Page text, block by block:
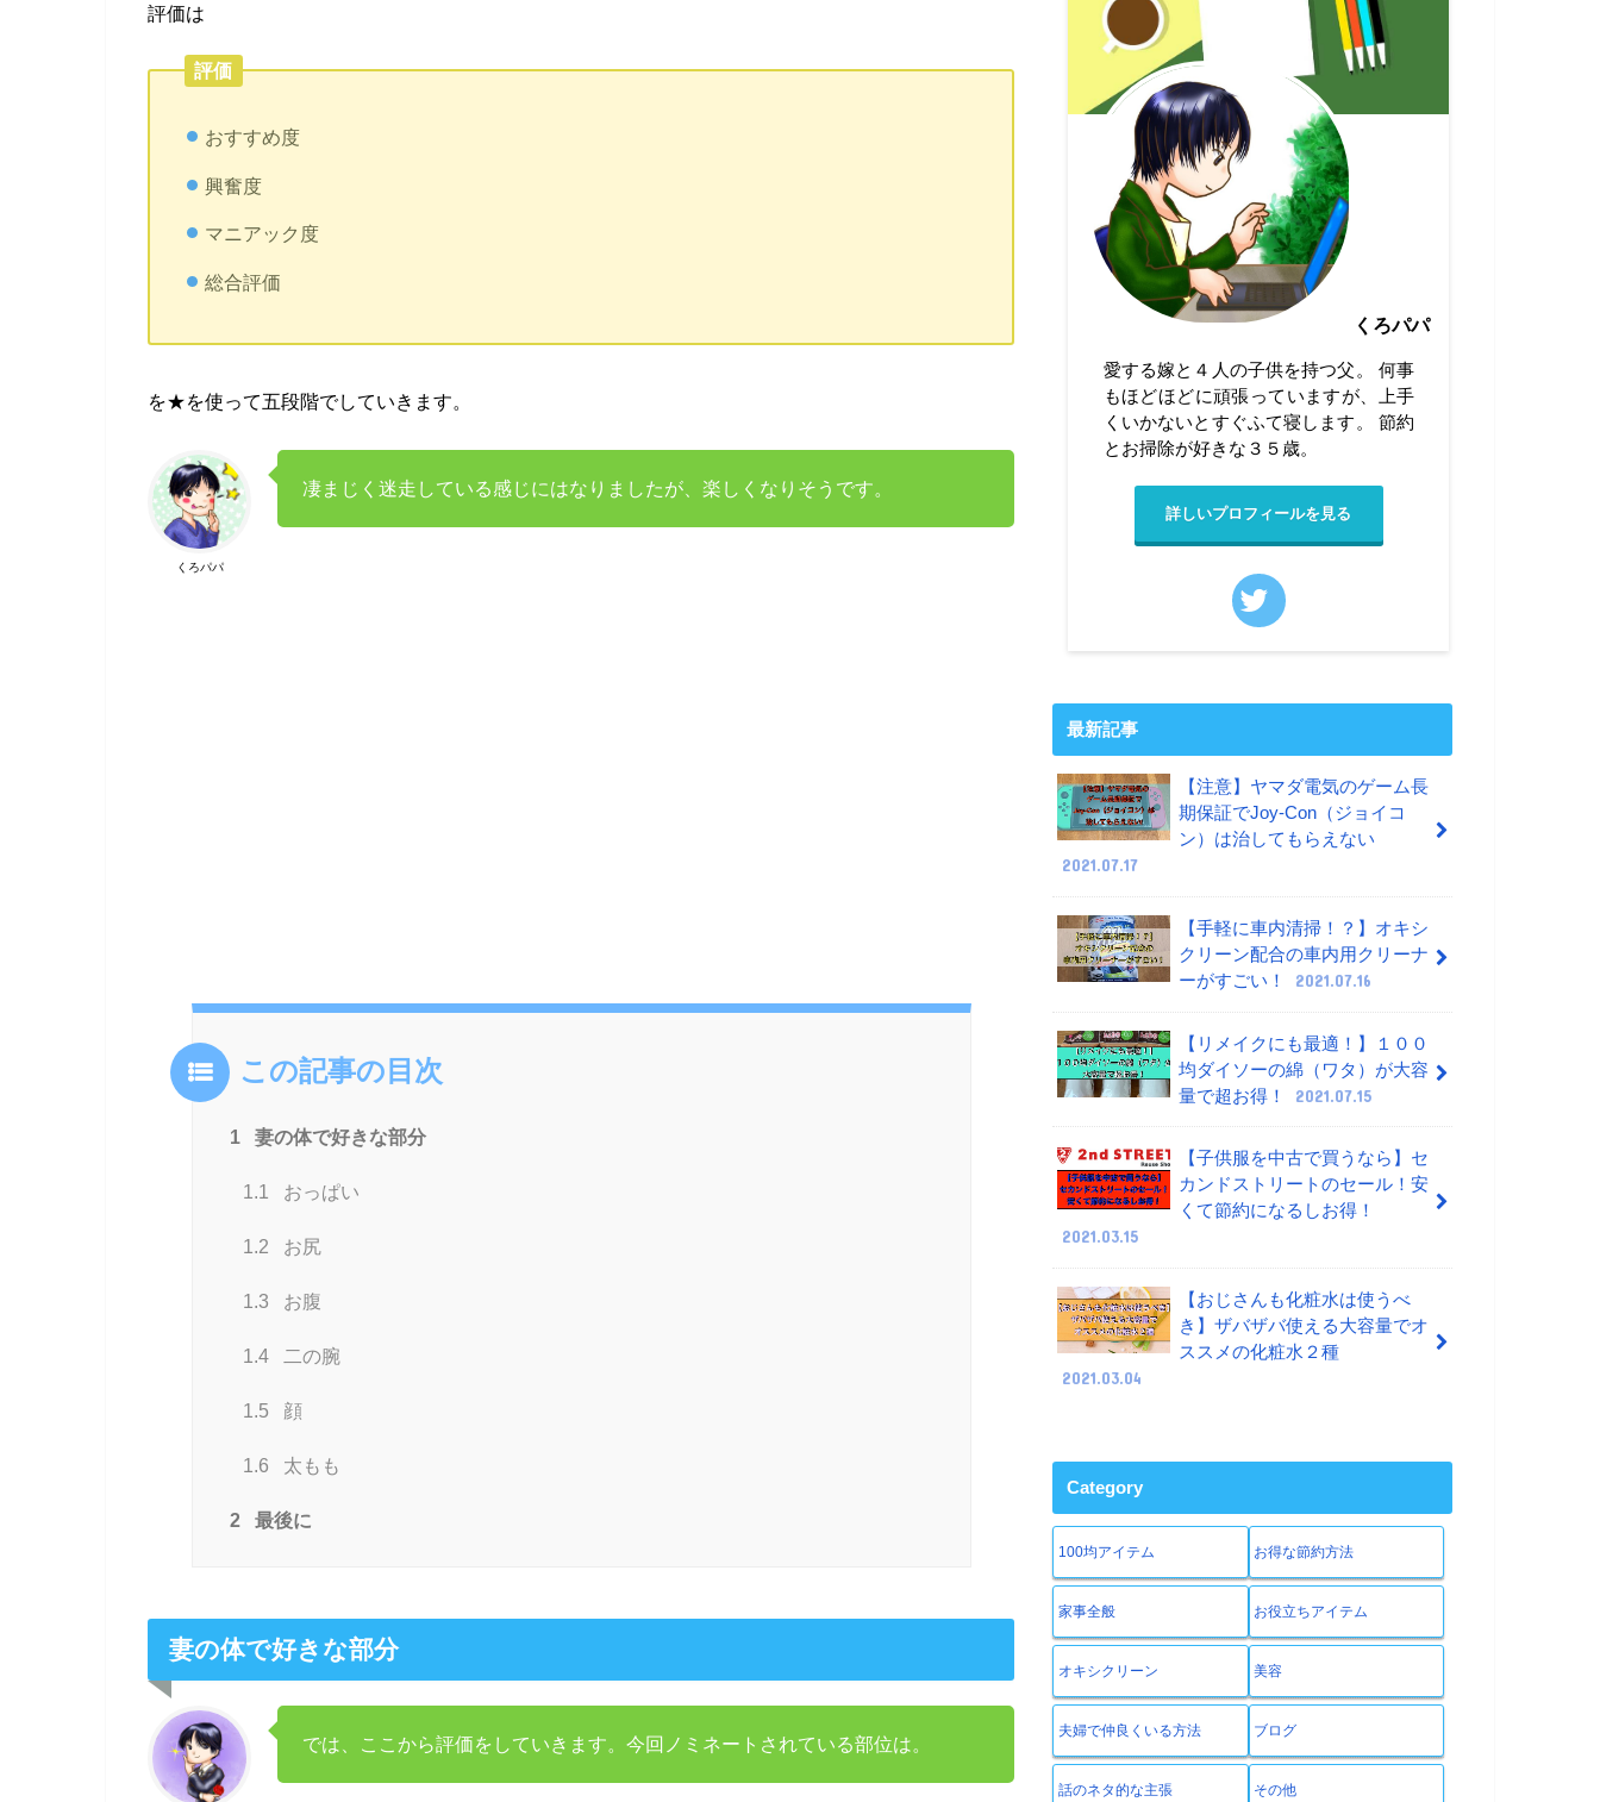
評価は
評価
おすすめ度
興奮度
マニアック度
総合評価
を★を使って五段階でしていきます。
くろパパ
凄まじく迷走している感じにはなりましたが、楽しくなりそうです。
この記事の目次
1 妻の体で好きな部分
1.1 おっぱい
1.2 お尻
1.3 お腹
1.4 二の腕
1.5 顔
1.6 太もも
2 最後に
妻の体で好きな部分
では、ここから評価をしていきます。今回ノミネートされている部位は。
くろパパ
愛する嫁と４人の子供を持つ父。 何事
もほどほどに頑張っていますが、上手
くいかないとすぐふて寝します。 節約
とお掃除が好きな３５歳。
詳しいプロフィールを見る
最新記事
【注意】ヤマダ電気のゲーム長
期保証でJoy-Con（ジョイコ
ン）は治してもらえない
2021.07.17
【手軽に車内清掃！？】オキシ
クリーン配合の車内用クリーナ
ーがすごい！
2021.07.16
【リメイクにも最適！】１００
均ダイソーの綿（ワタ）が大容
量で超お得！
2021.07.15
【子供服を中古で買うなら】セ
カンドストリートのセール！安
くて節約になるしお得！
2021.03.15
【おじさんも化粧水は使うべ
き】ザバザバ使える大容量でオ
ススメの化粧水２種
2021.03.04
Category
100均アイテム お得な節約方法
家事全般 お役立ちアイテム
オキシクリーン 美容
夫婦で仲良くいる方法 ブログ
話のネタ的な主張 その他